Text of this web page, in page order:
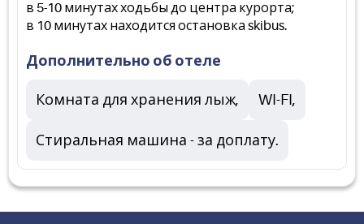
в 5-10 минутах ходьбы до центра курорта;
в 10 минутах находится остановка skibus.
Дополнительно об отеле
Комната для хранения лыж, WI-FI,
Стиральная машина - за доплату.